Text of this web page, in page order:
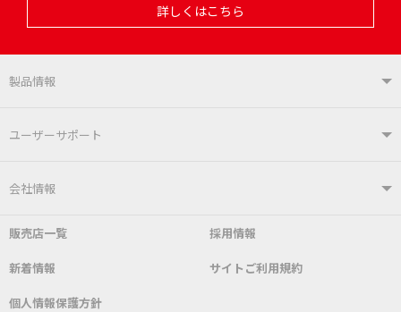
詳しくはこちら
製品情報
製品情報TOP
はんだ付けシステム
こて先 自動はんだ送り装置
ユーザーサポート
ユーザーサポートTOP
よくあるご質問 デモ機貸し出しサービス
SDS(MSDS)製品
会社情報
会社概要 社長あいさつ
販売店一覧 採用情報
新着情報 サイトご利用規約
個人情報保護方針